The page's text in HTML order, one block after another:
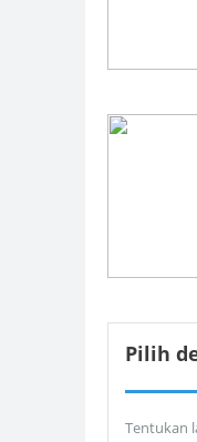
Pilih
Tentukan